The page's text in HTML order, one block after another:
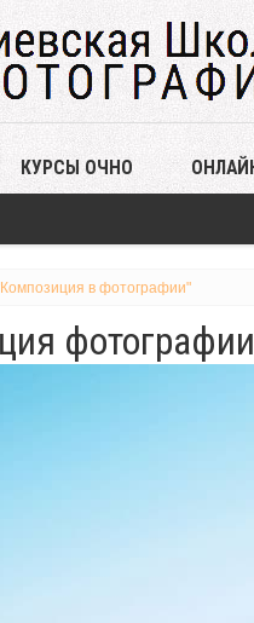
КУРСЫ ОЧНО
в фотографии"